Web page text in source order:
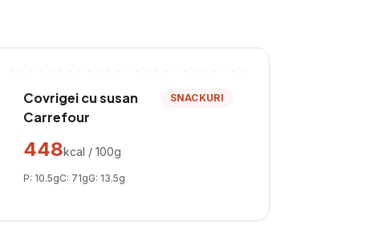
Covrigei cu susan
Carrefour
SNACKURI
448kcal / 100g
P: 10.5gC: 71gG: 13.5g